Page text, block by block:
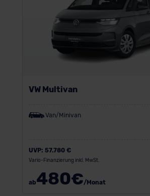
VW Multivan
Van/Minivan
UVP: 57.780 €
Vario-Finanzierung inkl. MwSt.
ab480€/Monat